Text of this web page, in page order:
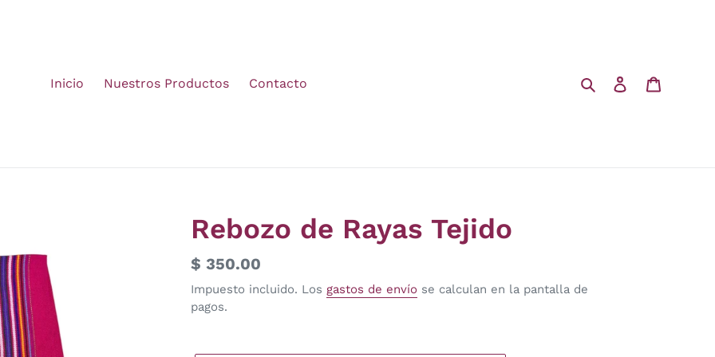
Inicio
Nuestros Productos Contacto BuscarIngresar
Rebozo de Rayas Tejido
Precio
habitual
$ 350.00
Impuesto incluido. Los gastos de envío se calculan en la pantalla de
pagos.